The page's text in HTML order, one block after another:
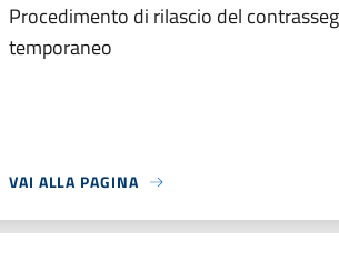
Procedimento di rilascio del
temporaneo
VAI ALLA PAGINA